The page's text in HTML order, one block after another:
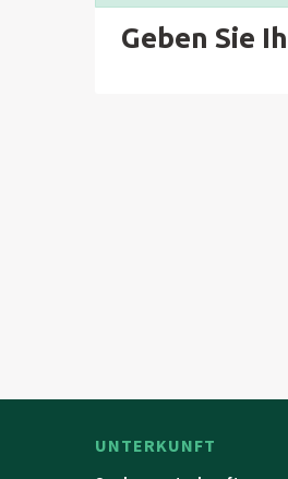
Geben Sie
UNTERKUNFT